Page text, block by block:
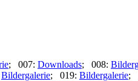
; 007: Downloads; 008:
Bildergalerie; 019: Bildergalerie;